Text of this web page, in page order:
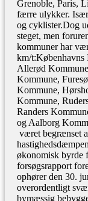
Grenoble, Paris,
færre ulykker.
og cyklister.Dog
steget, men
kommuner har
km/t:Københavns
Allerød
Kommune,
Kommune,
Kommune,
Randers
og Aalborg
været begrænset
økonomisk byrde
forsøgsrapport
ophører den 30.
overordentligt
bymæssig